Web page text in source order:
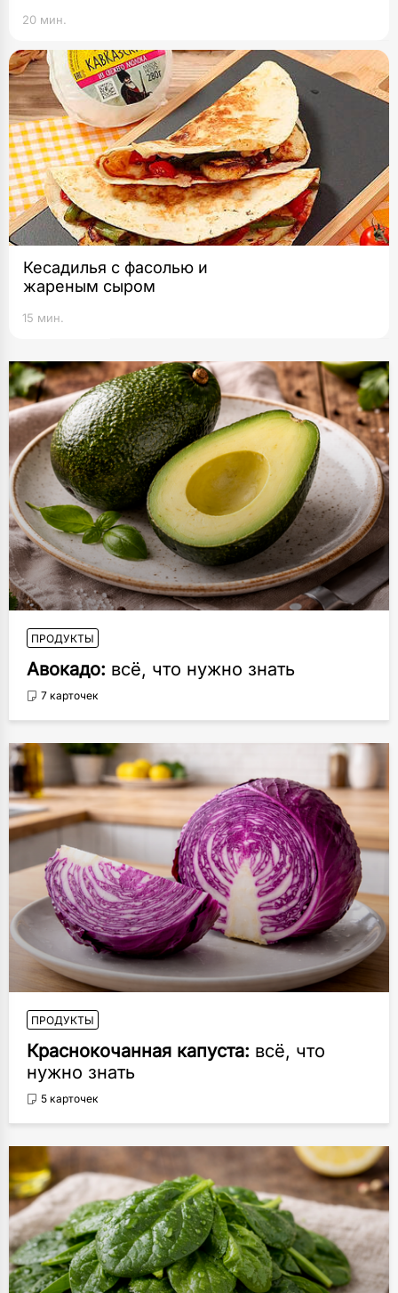
20 мин.
​​​​​​​Кесадилья с фасолью и
жареным сыром
15 мин.
ПРОДУКТЫ
Авокадо: всё, что нужно знать
7 карточек
ПРОДУКТЫ
Краснокочанная капуста: всё, что
нужно знать
5 карточек